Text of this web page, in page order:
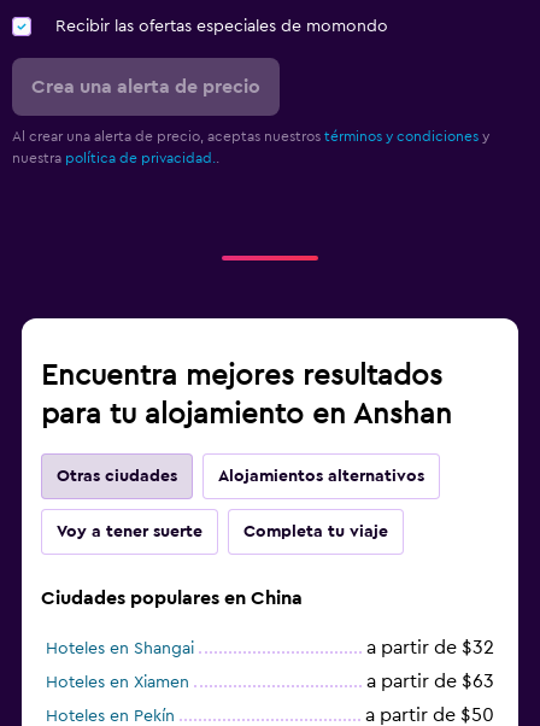
Recibir las ofertas especiales de momondo
Crea una alerta de precio
Al crear una alerta de precio, aceptas nuestros términos y condiciones y
nuestra política de privacidad.
Encuentra mejores resultados
para tu alojamiento en Anshan
Otras ciudades Alojamientos alternativos
Voy a tener suerte Completa tu viaje
Ciudades populares en China
Hoteles en Shangai a partir de $32
Hoteles en Xiamen a partir de $63
Hoteles en Pekín a partir de $50